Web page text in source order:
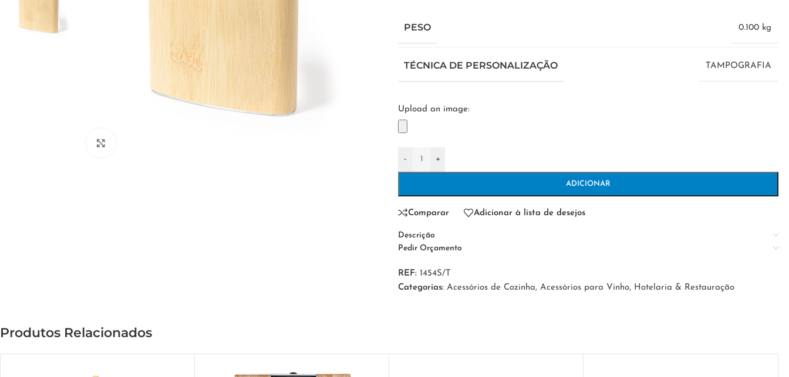
PESO 0.100 kg
TÉCNICA DE PERSONALIZAÇÃO TAMPOGRAFIA
Upload an image:
- +
ADICIONAR
Comparar Adicionar à lista de desejos
Descrição
Pedir Orçamento
REF: 1454S/T
Categorias: Acessórios de Cozinha, Acessórios para Vinho, Hotelaria & Restauração
Produtos Relacionados